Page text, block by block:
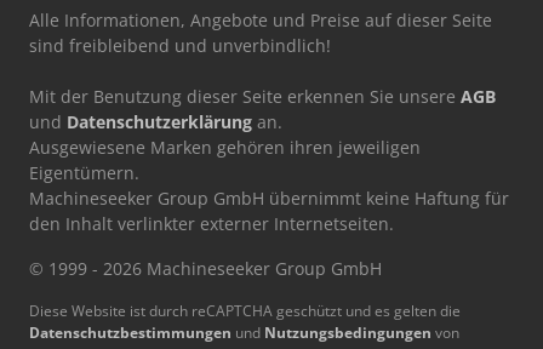
Alle Informationen, Angebote und Preise auf dieser Seite
sind freibleibend und unverbindlich!
Mit der Benutzung dieser Seite erkennen Sie unsere AGB
und Datenschutzerklärung an.
Ausgewiesene Marken gehören ihren jeweiligen
Eigentümern.
Machineseeker Group GmbH übernimmt keine Haftung für
den Inhalt verlinkter externer Internetseiten.
© 1999 - 2026 Machineseeker Group GmbH
Diese Website ist durch reCAPTCHA geschützt und es gelten die
Datenschutzbestimmungen und Nutzungsbedingungen von